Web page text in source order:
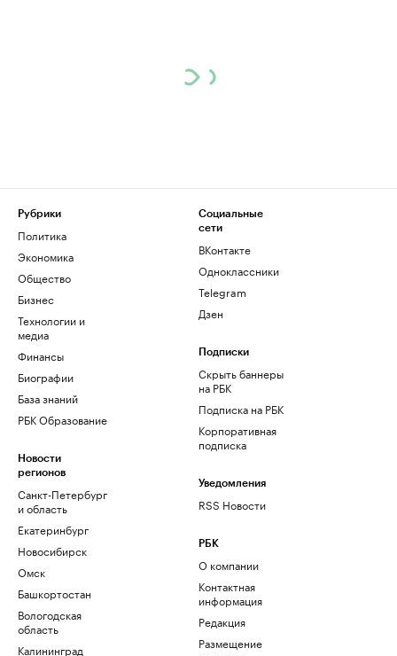
Рубрики
Политика
Экономика
Общество
Бизнес
Технологии и
медиа
Финансы
Биографии
База знаний
РБК Образование
Новости
регионов
Санкт-Петербург
и область
Екатеринбург
Новосибирск
Омск
Башкортостан
Вологодская
область
Калининград
Социальные
сети
ВКонтакте
Одноклассники
Telegram
Дзен
Подписки
Скрыть баннеры
на РБК
Подписка на РБК
Корпоративная
подписка
Уведомления
RSS Новости
РБК
О компании
Контактная
информация
Редакция
Размещение